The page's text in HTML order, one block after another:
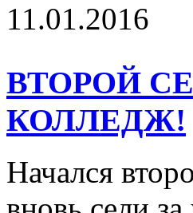
11.01.2016
ВТОРОЙ
КОЛЛЕДЖ!
Начался